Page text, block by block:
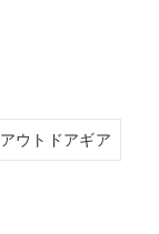
アウトドアギア